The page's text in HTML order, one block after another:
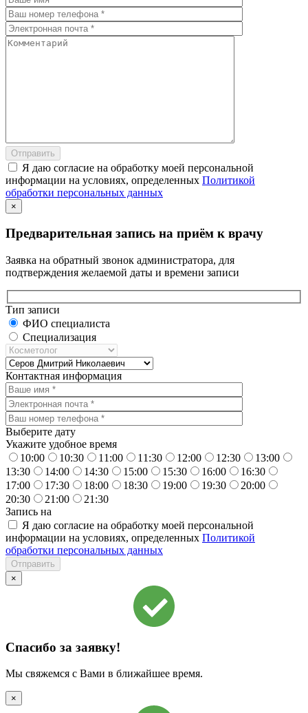
Я даю согласие на обработку моей персональной
информации на условиях, определенных Политикой
обработки персональных данных
×
Предварительная запись на приём к врачу
Заявка на обратный звонок администратора, для
подтверждения желаемой даты и времени записи
Тип записи
ФИО специалиста
Специализация
Контактная информация
Выберите дату
Укажите удобное время
10:00
10:30 11:00 11:30 12:00 12:30
13:00
13:30
14:00 14:30 15:00 15:30 16:00
16:30
17:00
17:30 18:00 18:30 19:00 19:30
20:00
20:30
21:00
21:30
Запись на
Я даю согласие на обработку моей персональной
информации на условиях, определенных Политикой
обработки персональных данных
×
Спасибо за заявку!
Мы свяжемся с Вами в ближайшее время.
×